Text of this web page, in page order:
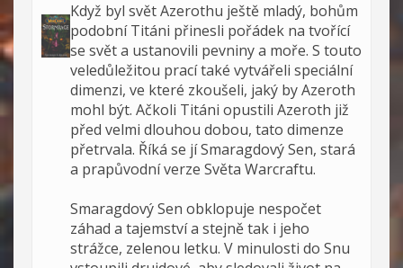
Když byl svět Azerothu ještě mladý, bohům
podobní Titáni přinesli pořádek na tvořící
se svět a ustanovili pevniny a moře. S touto
veledůležitou prací také vytvářeli speciální
dimenzi, ve které zkoušeli, jaký by Azeroth
mohl být. Ačkoli Titáni opustili Azeroth již
před velmi dlouhou dobou, tato dimenze
přetrvala. Říká se jí Smaragdový Sen, stará
a prapůvodní verze Světa Warcraftu.
Smaragdový Sen obklopuje nespočet
záhad a tajemství a stejně tak i jeho
strážce, zelenou letku. V minulosti do Snu